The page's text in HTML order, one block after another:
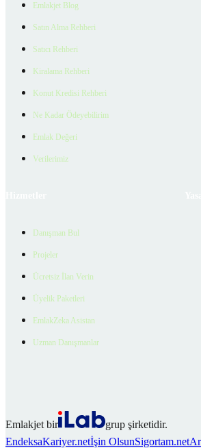
Emlakjet Blog
Satın Alma Rehberi
Satıcı Rehberi
Kiralama Rehberi
Konut Kredisi Rehberi
Ne Kadar Ödeyebilirim
Emlak Değeri
Verilerimiz
Danışman Bul
Projeler
Ücretsiz İlan Verin
Üyelik Paketleri
EmlakZeka Asistan
Uzman Danışmanlar
Emlakjet bir
grup şirketidir.
EndeksaKariyer.netİşin OlsunSigortam.net